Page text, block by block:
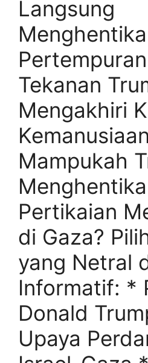
Langsung
Tekanan
Mengakhiri
Mampukah
Pertikaian
di Gaza?
yang Netral
Informatif: *
Donald
Upaya